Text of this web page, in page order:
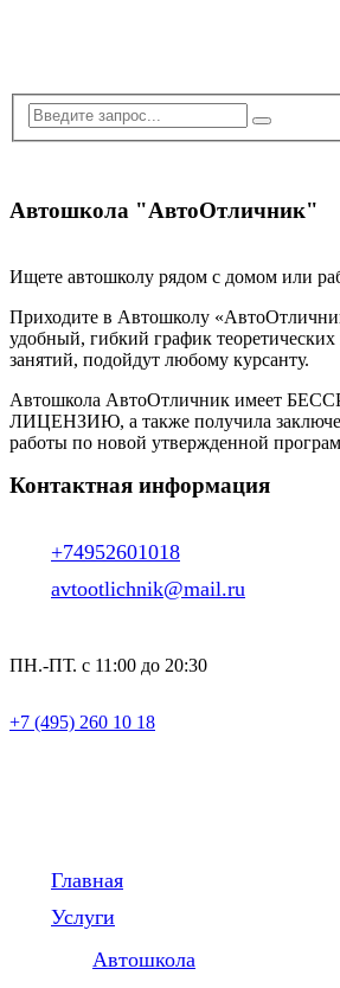
Автошкола "АвтоОтличник"
Ищете автошколу рядом с домом или
Приходите в Автошколу
удобный, гибкий график
занятий, подойдут любому курсанту.
Автошкола АвтоОтличник имеет
ЛИЦЕНЗИЮ, а также получила
работы по новой утвержденной
Контактная информация
+74952601018
avtootlichnik@mail.ru
ПН.-ПТ. с 11:00 до 20:30
+7 (495) 260 10 18
Главная
Услуги
Автошкола